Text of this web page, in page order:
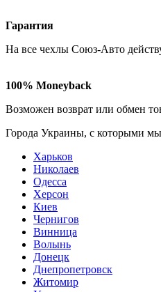
Гарантия
На все чехлы Союз-Авто
100% Moneyback
Возможен возврат или обмен
Города Украины, c которыми
Харьков
Николаев
Одесса
Херсон
Киев
Чернигов
Винница
Волынь
Донецк
Днепропетровск
Житомир